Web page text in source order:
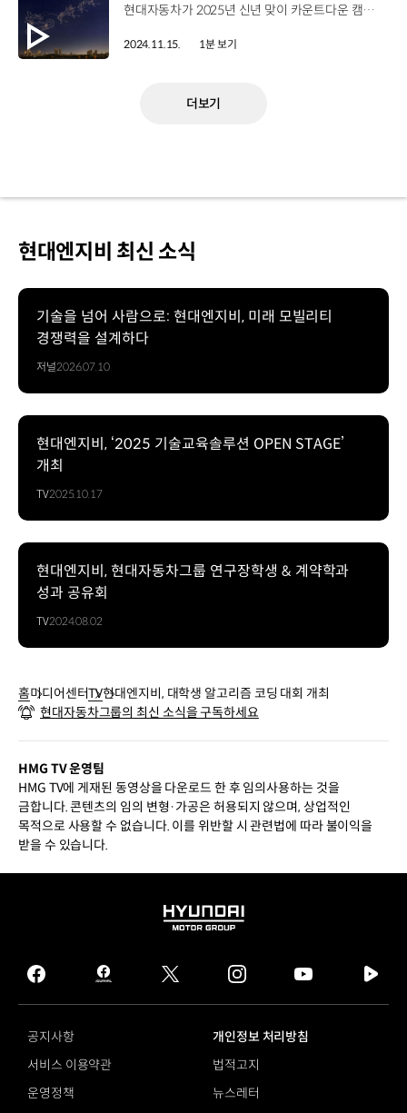
현대자동차가 2025년 신년 맞이 카운트다운 캠페인 'Sing Your Wish'를 시작합니다. 이번 캠페인은 새해 소망을 비는 노래 이벤트와 라이브 드론쇼, 공연 등으로 구성했는데요. 지난 11일에는 가수 카더가든이 참여한 음원 'Wish 2025'가 음원사이트에 공개됐으며, 이벤트 웹페이지에서는 본인 이름과 소망을 입력하면 AI 기술을 활용해 카더가든의 목소리를 입혀 '나만의 위시송'을 만들 수 있습니다. 오늘(15일) 오후에는 서울 뚝섬한강공원 수변무대에서 카더가든의 공연과 고객의 새해 소망을 주제로 드론 2천 대를 동원한 라이브 드론쇼가 펼쳐지는데요. 다음달 2일에는 고객 참여 영상과 드론쇼 등 새해 응원메시지가 담긴 연말 카운트 다운 영상도 공개될 예정입니다.
2024.11.15. 1분 보기
더보기
현대엔지비 최신 소식
기술을 넘어 사람으로: 현대엔지비, 미래 모빌리티
경쟁력을 설계하다
저널2026.07.10
현대엔지비, ‘2025 기술교육솔루션 OPEN STAGE’
개최
TV2025.10.17
현대엔지비, 현대자동차그룹 연구장학생 & 계약학과
성과 공유회
TV2024.08.02
홈미디어센터TV현대엔지비, 대학생 알고리즘 코딩 대회 개최
현대자동차그룹의 최신 소식을 구독하세요
HMG TV 운영팀
HMG TV에 게재된 동영상을 다운로드 한 후 임의사용하는 것을
금합니다. 콘텐츠의 임의 변형·가공은 허용되지 않으며, 상업적인
목적으로 사용할 수 없습니다. 이를 위반할 시 관련법에 따라 불이익을
받을 수 있습니다.
HYUNDAI
GROUP
facebook
hmg
journal
twitter instagram
tv
공지사항
개인정보 처리방침
서비스 이용약관
법적고지
운영정책
뉴스레터